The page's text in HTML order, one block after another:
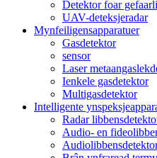
Detektor foar
UAV-deteksjeradar
Mynfeiligensapparatuer
Gasdetektor
sensor
Laser
Ienkele gasdetektor
Multigasdetektor
Intelligente
Radar
Audio- en